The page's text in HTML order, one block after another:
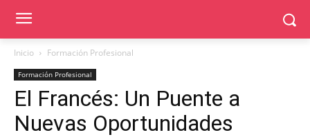
Inicio Formación Profesional
Formación Profesional
El Francés: Un Puente a
Nuevas Oportunidades